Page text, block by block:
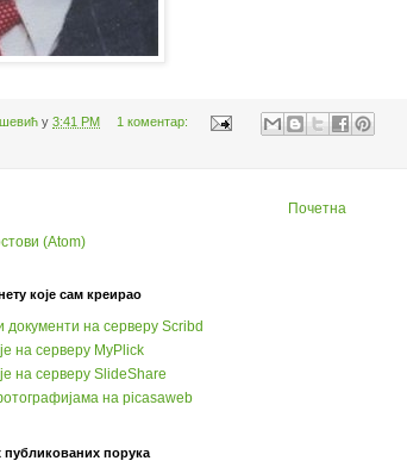
у 3:41 PM 1 коментар:
Почетна
(Atom)
које сам креирао
документи на серверу Scribd
на серверу MyPlick
на серверу SlideShare
на picasaweb
порука